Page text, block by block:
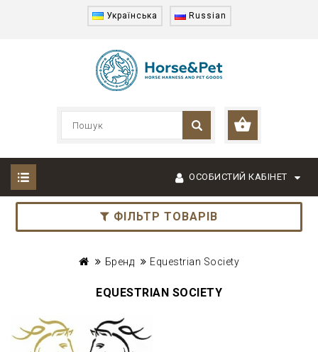
Українська Russian
ОСОБИСТИЙ КАБІНЕТ
ФІЛЬТР ТОВАРІВ
Бренд Equestrian Society
EQUESTRIAN SOCIETY